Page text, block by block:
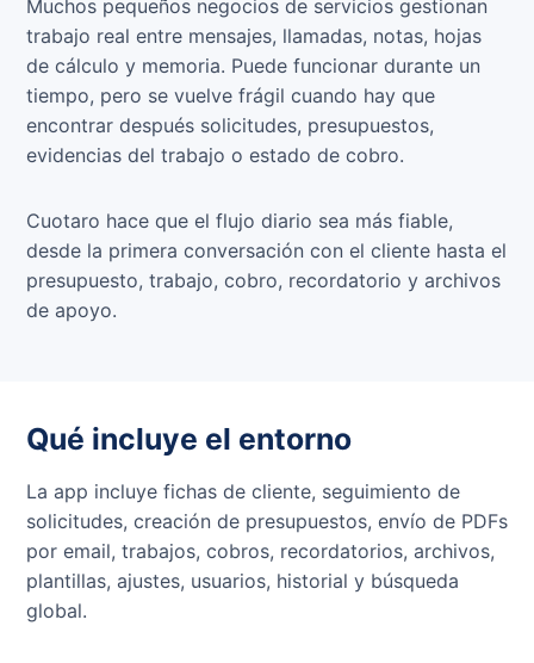
Muchos pequeños negocios de servicios gestionan
trabajo real entre mensajes, llamadas, notas, hojas
de cálculo y memoria. Puede funcionar durante un
tiempo, pero se vuelve frágil cuando hay que
encontrar después solicitudes, presupuestos,
evidencias del trabajo o estado de cobro.
Cuotaro hace que el flujo diario sea más fiable,
desde la primera conversación con el cliente hasta el
presupuesto, trabajo, cobro, recordatorio y archivos
de apoyo.
Qué incluye el entorno
La app incluye fichas de cliente, seguimiento de
solicitudes, creación de presupuestos, envío de PDFs
por email, trabajos, cobros, recordatorios, archivos,
plantillas, ajustes, usuarios, historial y búsqueda
global.